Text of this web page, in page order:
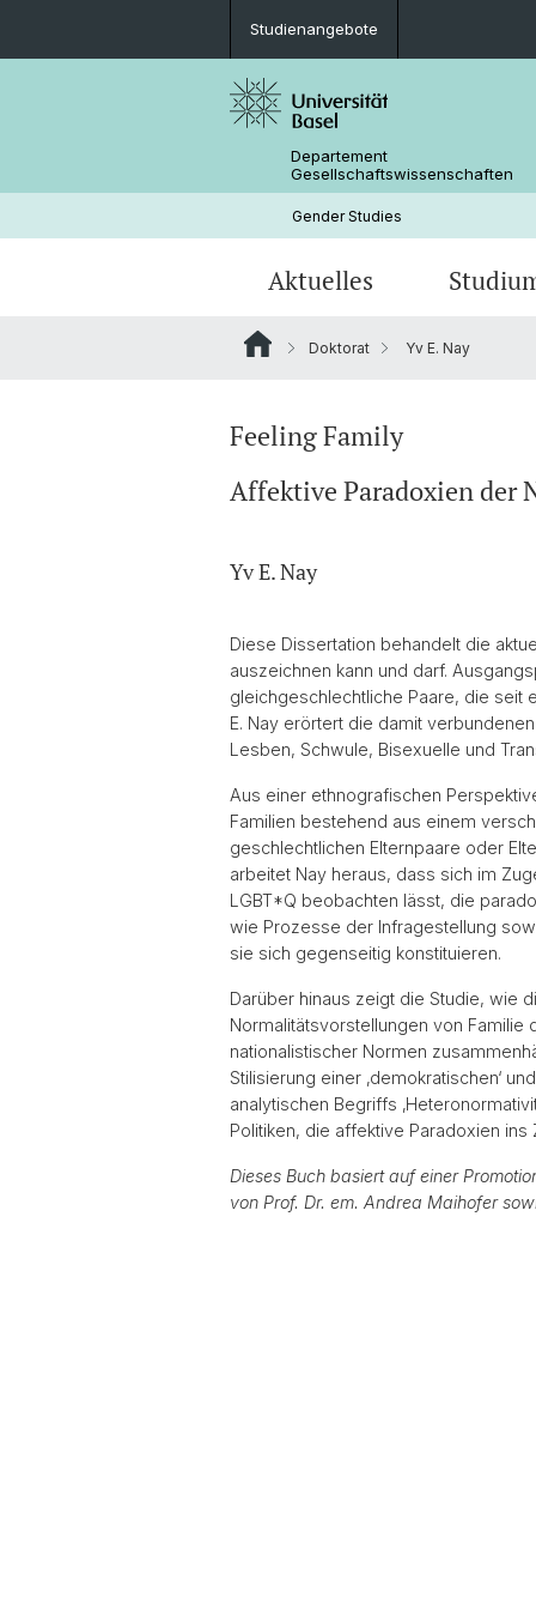
Studienangebote
Departement
Gesellschaftswissenschaften
Gender Studies
Aktuelles
Mobilität
Doktorat Yv E. Nay
Feeling Family
Affektive Paradoxien der
Yv E. Nay
Diese Dissertation behandelt die
auszeichnen kann und darf.
gleichgeschlechtliche Paare, die seit
E. Nay erörtert die damit
Lesben, Schwule, Bisexuelle und
Aus einer ethnografischen
Familien bestehend aus einem
geschlechtlichen Elternpaare oder
arbeitet Nay heraus, dass sich im
LGBT*Q beobachten lässt, die
wie Prozesse der Infragestellung
sie sich gegenseitig konstituieren.
Darüber hinaus zeigt die Studie, wie
Normalitätsvorstellungen von Familie
nationalistischer Normen
Stilisierung einer ‚demokratischen‘
analytischen Begriffs
Politiken, die affektive Paradoxien ins
Dieses Buch basiert auf einer
von Prof. Dr. em. Andrea Maihofer